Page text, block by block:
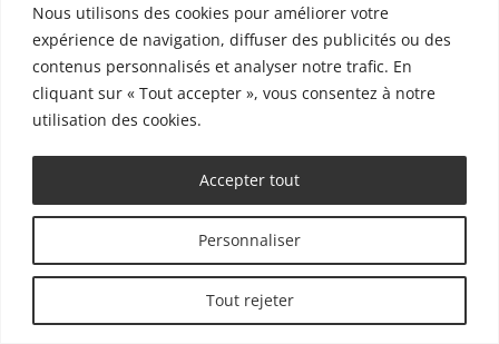
Nous utilisons des cookies pour améliorer votre
expérience de navigation, diffuser des publicités ou des
contenus personnalisés et analyser notre trafic. En
cliquant sur « Tout accepter », vous consentez à notre
utilisation des cookies.
Personnaliser
Tout rejeter
Accepter tout
8 outils d'aide à la rédaction indispensables (et
gratuits) | Conseils Rédaction Web
- […] dans la
majorité des éditeurs de texte (dont Google Doc et
WordPress !), Language Tool est un des meilleurs…
Soumettre un commentaire
Votre adresse e-mail ne sera pas publiée. Les
champs obligatoires sont indiqués avec